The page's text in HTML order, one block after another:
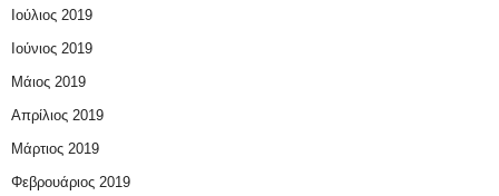
Ιούλιος 2019
Ιούνιος 2019
Μάιος 2019
Απρίλιος 2019
Μάρτιος 2019
Φεβρουάριος 2019